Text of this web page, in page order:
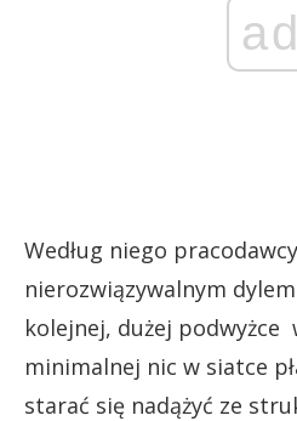
ad
Według niego
nierozwiązywalnym
kolejnej, dużej podwyżce
minimalnej nic w siatce
starać się nadążyć ze